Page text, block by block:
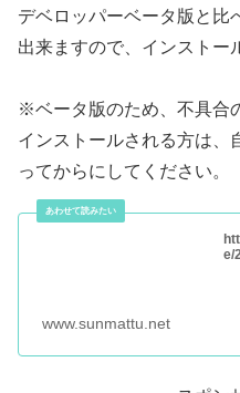
デベロッパーベータ版と比
出来ますので、インストー
※ベータ版のため、不具合
インストールされる方は、
ってからにしてください。
e/
www.sunmattu.net